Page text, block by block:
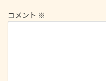
コメント ※